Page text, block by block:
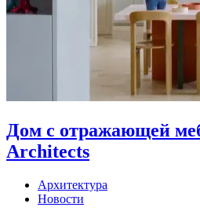
Дом с отражающей
Architects
Архитектура
Новости